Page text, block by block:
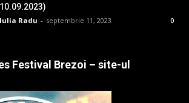
10.09.2023)
Iulia Radu - septembrie 11, 2023 0
Festival Brezoi – site-ul